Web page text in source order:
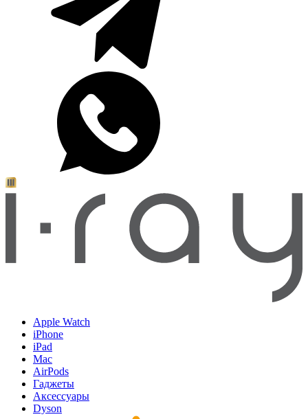
Apple Watch
iPhone
iPad
Mac
AirPods
Гаджеты
Аксессуары
Dyson